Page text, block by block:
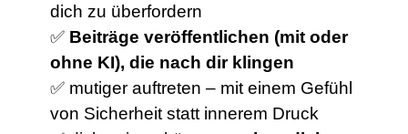
dich zu überfordern
✅ Beiträge veröffentlichen (mit oder
ohne KI), die nach dir klingen
✅ mutiger auftreten – mit einem Gefühl
von Sicherheit statt innerem Druck